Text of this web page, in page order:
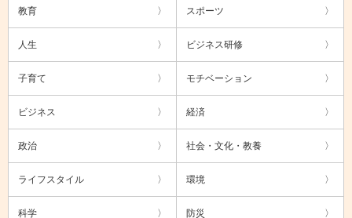
教育 スポーツ
人生 ビジネス研修
子育て モチベーション
ビジネス 経済
政治 社会・文化・教養
ライフスタイル 環境
科学 防災